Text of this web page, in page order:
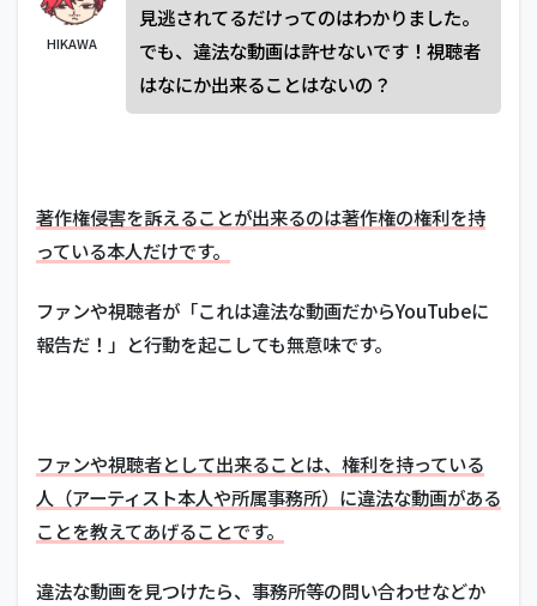
HIKAWA
見逃されてるだけってのはわかりました。
でも、違法な動画は許せないです！視聴者
はなにか出来ることはないの？
著作権侵害を訴えることが出来るのは著作権の権利を持
っている本人だけです。
ファンや視聴者が「これは違法な動画だからYouTubeに
報告だ！」と行動を起こしても無意味です。
ファンや視聴者として出来ることは、権利を持っている
人（アーティスト本人や所属事務所）に違法な動画がある
ことを教えてあげることです。
違法な動画を見つけたら、事務所等の問い合わせなどか